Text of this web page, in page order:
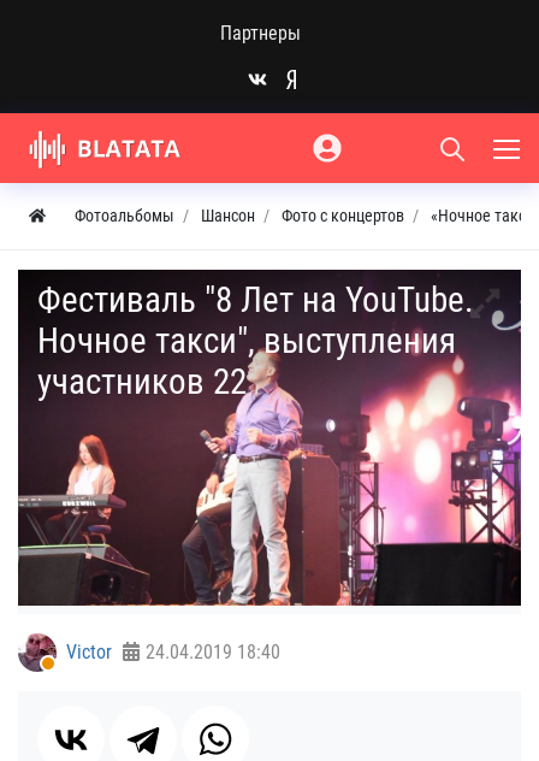
Партнеры
Фотоальбомы Шансон Фото с концертов «Ночное
Фестиваль "8 Лет на YouTube.
Ночное такси", выступления
участников 22
Victor 24.04.2019 18:40